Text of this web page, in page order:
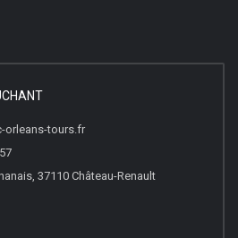
orleans-tours.fr
37110 Château-Renault